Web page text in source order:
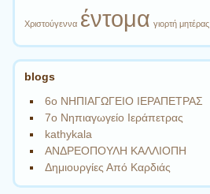
Χριστούγεννα έντομα γιορτή μητέρας
blogs
6ο ΝΗΠΙΑΓΩΓΕΙΟ ΙΕΡΑΠΕΤΡΑΣ
7ο Νηπιαγωγείο Ιεράπετρας
kathykala
ΑΝΔΡΕΟΠΟΥΛΗ ΚΑΛΛΙΟΠΗ
Δημιουργίες Από Καρδιάς